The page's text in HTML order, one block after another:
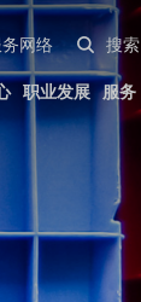
网络 搜索
方案
职业发展 服务